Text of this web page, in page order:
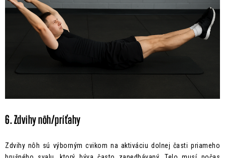
6. Zdvihy nôh/príťahy
Zdvihy nôh sú výborným cvikom na aktiváciu dolnej časti priameho